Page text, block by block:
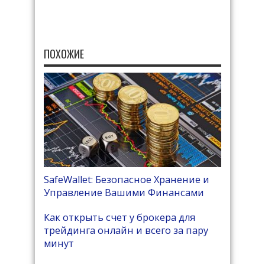
ПОХОЖИЕ
SafeWallet: Безопасное Хранение и
Управление Вашими Финансами
Как открыть счет у брокера для
трейдинга онлайн и всего за пару
минут